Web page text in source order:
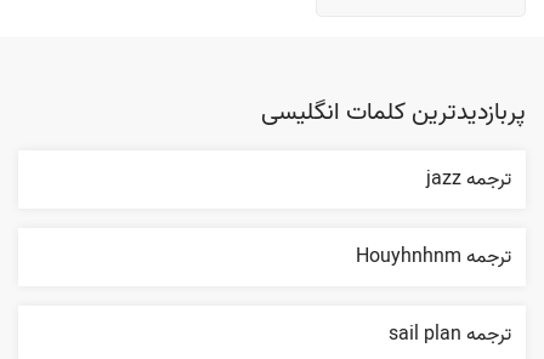
پربازدیدترین کلمات انگلیسی
ترجمه jazz
ترجمه Houyhnhnm
ترجمه sail plan